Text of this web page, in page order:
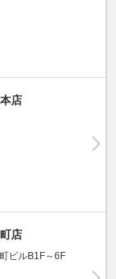
店
店
ビルB1F～6F